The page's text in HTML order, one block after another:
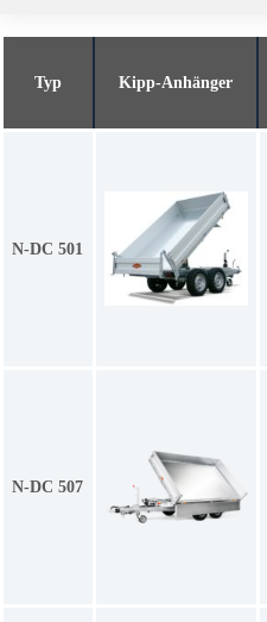
Typ Kipp-Anhänger
N-DC 501
N-DC 507